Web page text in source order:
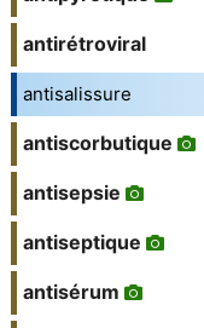
antirétroviral
antisalissure
antiscorbutique
antisepsie
antiseptique
antisérum